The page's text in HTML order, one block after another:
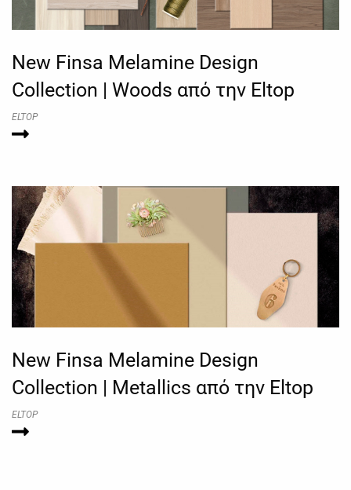
New Finsa Melamine Design
Collection | Woods από την Eltop
ELTOP
New Finsa Melamine Design
Collection | Metallics από την Eltop
ELTOP